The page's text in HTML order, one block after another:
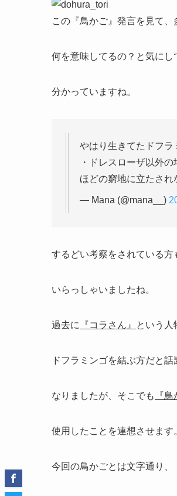
この『鳥かご』発言を見て、
何を意味してるの？と気にし
分かっていますね。
やはり生きてたドフ
・ドレスローザ以外
ほどの窮地に立たされ
— Mana (@mana__)
するどい考察をされている方
いらっしゃいましたね。
過去に 『コラさん』 という人
ドフラミンゴを結ぶ方だと話
なりましたが、そこでも 『鳥
使用したことを連想させます
今回の鳥かごとは文字通り、